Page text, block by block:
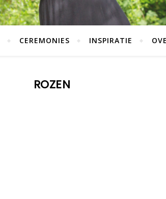
CEREMONIES INSPIRATIE
ROZEN